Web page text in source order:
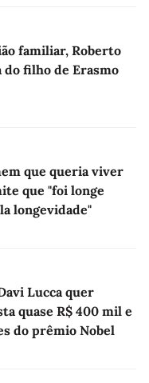
familiar, Roberto
do filho de Erasmo
que queria viver
que "foi longe
longevidade"
Lucca quer
quase R$ 400 mil e
do prêmio Nobel